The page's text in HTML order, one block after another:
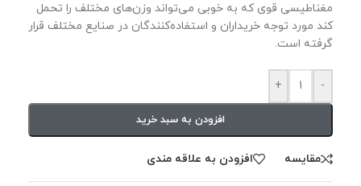
مغناطیسی قوی که به خوبی می‌تواند وزن‌های مختلف را تحمل
کند مورد توجه خریداران و استفاده‌کنندگان در صنایع مختلف قرار
گرفته است.
-
+
افزودن به سبد خرید
مقايسه افزودن به علاقه مندی